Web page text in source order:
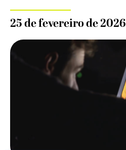
25 de fevereiro de 2026